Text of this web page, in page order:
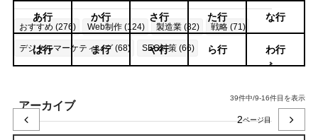
おすすめ (276) Web制作 (124) 製造業 (82) 戦略 (71)
デジタルマーケティング (68)
SEO対策 (66)
もっと見る
アーカイブ
あ行 か行 さ行 た行 な行
は行 ま行 や行 ら行 わ行
39件中/9-16件目を表示
2